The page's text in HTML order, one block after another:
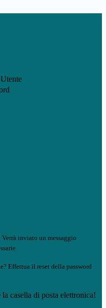
Verrà inviato un messaggio
Effettua il reset della password
casella di posta elettronica!